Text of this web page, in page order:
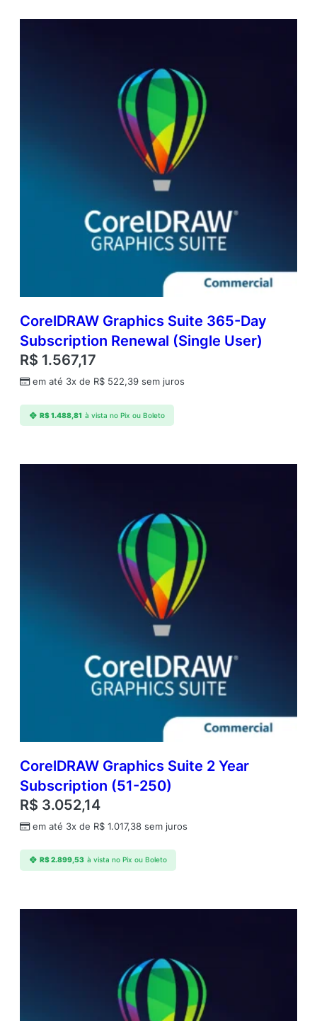
CorelDRAW Graphics Suite 365-Day
Subscription Renewal (Single User)
R$ 1.567,17
em até 3x de R$ 522,39 sem juros
R$1.488,81 à vista no Pix ou Boleto
CorelDRAW Graphics Suite 2 Year
Subscription (51-250)
R$ 3.052,14
em até 3x de R$ 1.017,38 sem juros
R$2.899,53 à vista no Pix ou Boleto